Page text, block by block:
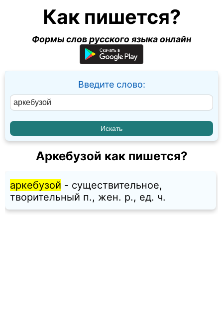
Как пишется?
Формы слов русского языка онлайн
Введите слово:
Аркебузой как пишется?
аркебузой - существительное,
творительный п., жен. p., ед. ч.